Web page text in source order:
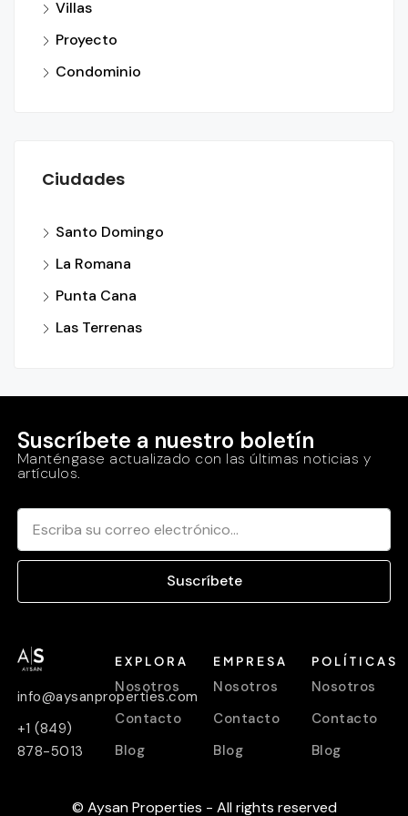
Villas
Proyecto
Condominio
Ciudades
Santo Domingo
La Romana
Punta Cana
Las Terrenas
Suscríbete a nuestro boletín
Manténgase actualizado con las últimas noticias y
artículos.
Suscríbete
info@aysanproperties.com
+1 (849)
878-5013
EXPLORA
Nosotros
Contacto
Blog
EMPRESA
Nosotros
Contacto
Blog
POLÍTICAS
Nosotros
Contacto
Blog
© Aysan Properties - All rights reserved